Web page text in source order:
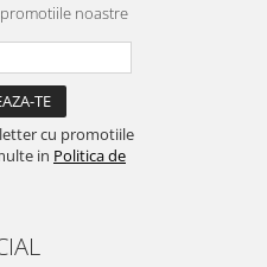
noastre
cu promotiile
in Politica de